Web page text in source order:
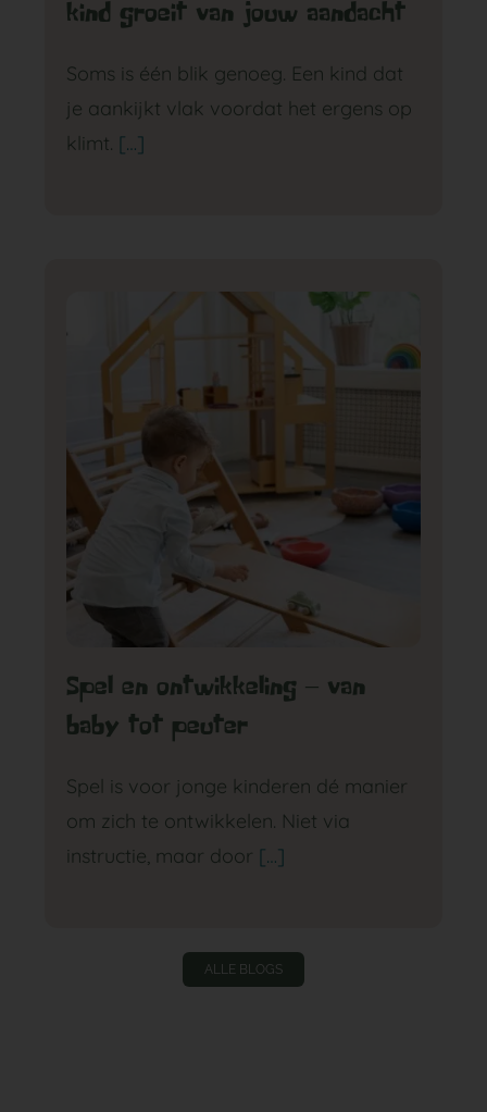
kind groeit van jouw aandacht
Soms is één blik genoeg. Een kind dat
je aankijkt vlak voordat het ergens op
klimt. […]
Spel en ontwikkeling – van
baby tot peuter
Spel is voor jonge kinderen dé manier
om zich te ontwikkelen. Niet via
instructie, maar door […]
ALLE BLOGS